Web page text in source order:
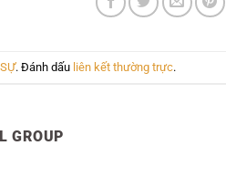
. Đánh dấu liên kết thường trực.
GROUP